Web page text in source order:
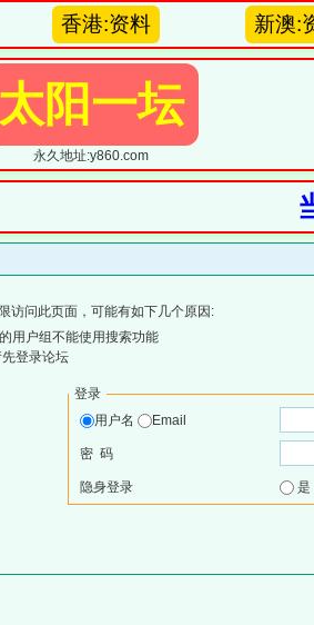
香港:资料 新澳:
太阳一坛
永久地址:y860.com
访问此页面，可能有如下几个原因:
用户组不能使用搜索功能
登录论坛
登录
用户名
Email
密 码
隐身登录